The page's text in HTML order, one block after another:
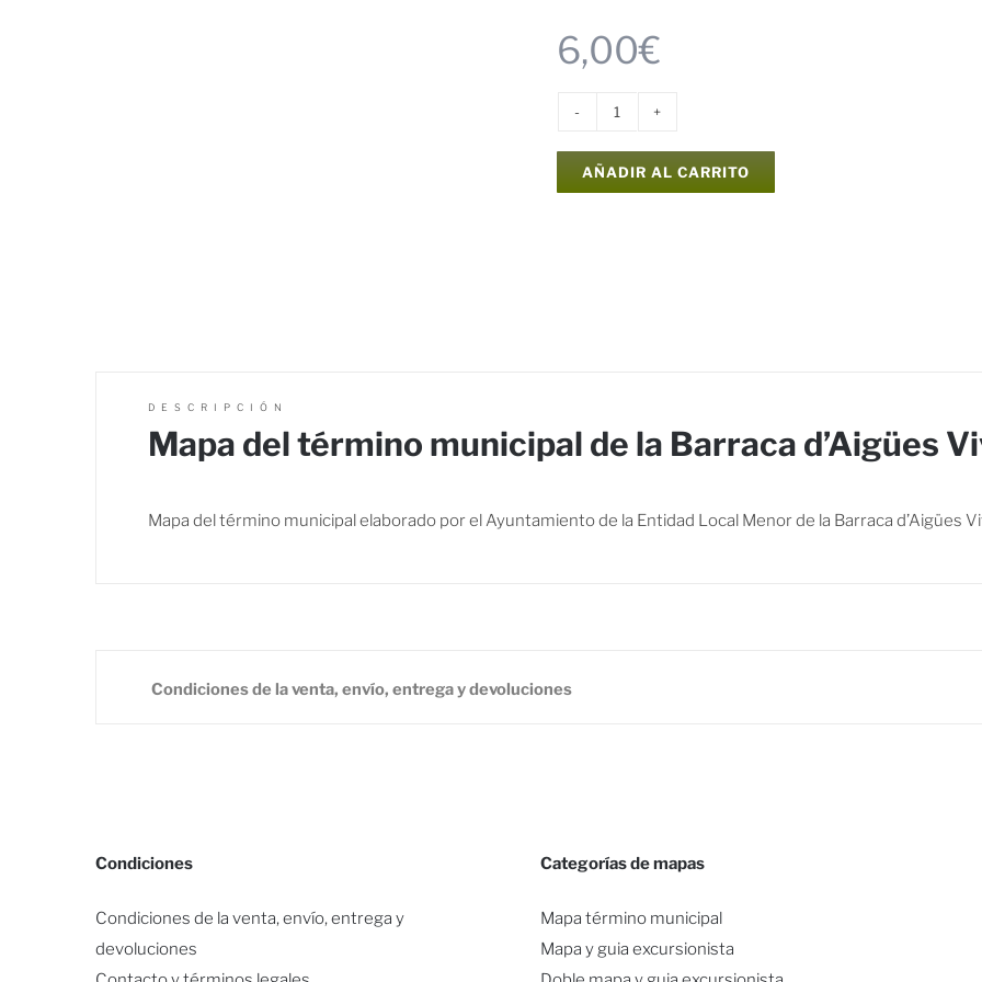
6,00€
del
AÑADIR AL CARRITO
DESCRIPCIÓN
Mapa del término municipal de la Barraca d’Aigües
Mapa del término municipal elaborado por el Ayuntamiento de la Entidad Local Menor de la Barraca d’Aigües
Condiciones de la venta, envío, entrega y devoluciones
Condiciones
Condiciones de la venta, envío, entrega y
devoluciones
Categorías de mapas
Mapa término municipal
Mapa y guia excursionista